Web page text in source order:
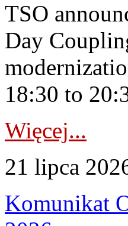
TSO
Day
18:30 to
Więcej...
21 lipca
Komunikat